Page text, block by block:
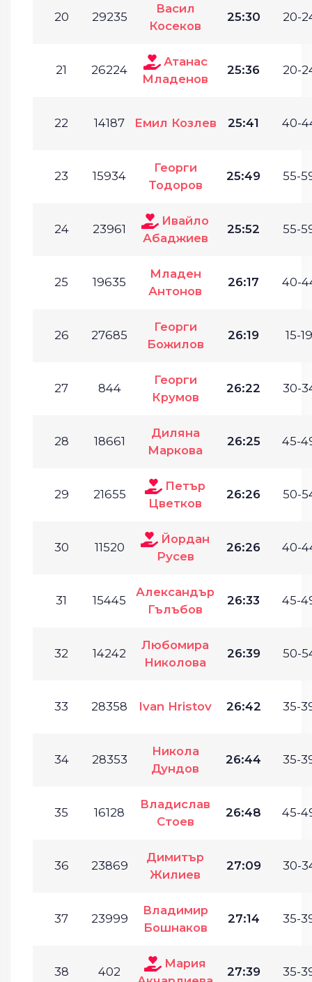
20 29235
Васил
Косеков
25:30 20-
21 26224
Атанас
Младенов
25:36 20-
22 14187 Емил Козлев 25:41 40-
23 15934
Георги
Тодоров
25:49 55-
24 23961
Ивайло
Абаджиев
25:52 55-
25 19635
Младен
Антонов
26:17 40-
26 27685
Георги
Божилов
26:19 15-
27 844
Георги
Крумов
26:22 30-
28 18661
Диляна
Маркова
26:25 45-
29 21655
Петър
Цветков
26:26 50-
30 11520
Йордан
Русев
26:26 40-
31 15445
Александър
Гълъбов
26:33 45-
32 14242
Любомира
Николова
26:39 50-
33 28358 Ivan Hristov 26:42 35-
34 28353
Никола
Дундов
26:44 35-
35 16128
Владислав
Стоев
26:48 45-
36 23869
Димитър
Жилиев
27:09 30-
37 23999
Владимир
Бошнаков
27:14 35-
38 402
Мария
27:39 35-